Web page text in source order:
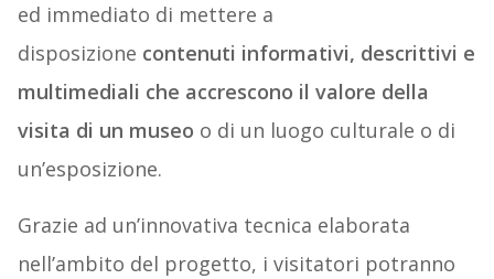
ed immediato di mettere a
disposizione contenuti informativi, descrittivi e
multimediali che accrescono il valore della
visita di un museo o di un luogo culturale o di
un’esposizione.
Grazie ad un’innovativa tecnica elaborata
nell’ambito del progetto, i visitatori potranno